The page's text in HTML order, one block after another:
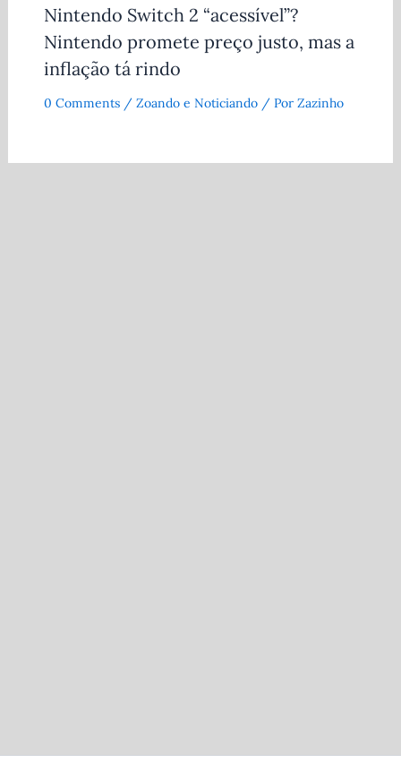
Nintendo Switch 2 “acessível”?
Nintendo promete preço justo, mas a
inflação tá rindo
0 Comments / Zoando e Noticiando/ Por Zazinho